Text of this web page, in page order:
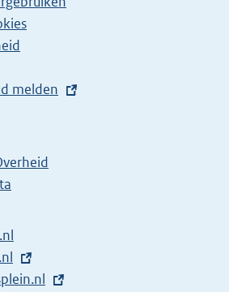
melden